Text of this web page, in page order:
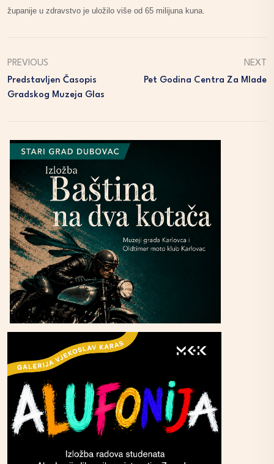
županije u zdravstvo je uložilo više od 65 milijuna kuna.
PREVIOUS
Predstavljen Časopis
Gradskog Muzeja Glas
NEXT
Pet Godina Centra Za Mlade